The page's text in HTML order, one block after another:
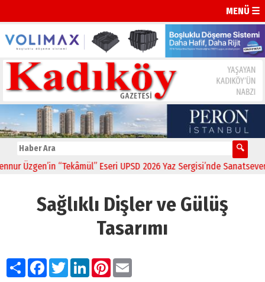
MENÜ ☰
Üzgen’in “Tekâmül” Eseri UPSD 2026 Yaz Sergisi’nde
Sağlıklı Dişler ve Gülüş
Tasarımı
PaylaşFacebook
TwitterLinkedIn
Pinterest
Email